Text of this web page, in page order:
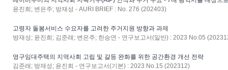
윤진희; 변은주; 방재성 - AURI BRIEF : No. 276 (202403)
고령자 돌봄서비스 수요자를 고려한 주거지원 방향과 과제
방재성; 윤진희; 김준래; 변은주; 한승연 - 연구보고서(일반) : 2023 No.05
영구임대주택의 지역사회 고립 및 갈등 완화를 위한 공간환경 개선 전략
김준래; 방재성; 윤진희 - 연구보고서(기본) : 2023 No.15 (202312)